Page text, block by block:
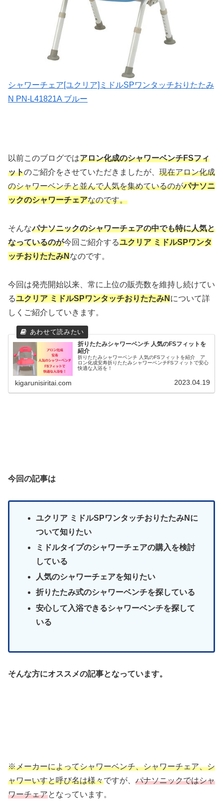
シャワーチェア[ユクリア]ミドルSPワンタッチおりたたみ
N PN-L41821A ブルー
以前このブログではアロン化成のシャワーベンチFSフィ
ットのご紹介をさせていただきましたが、 現在アロン化成
のシャワーベンチと並んで人気を集めているのがパナソニ
ックのシャワーチェアなのです。
そんなパナソニックのシャワーチェアの中でも特に人気と
なっているのが今回ご紹介するユクリア ミドルSPワンタ
ッチおりたたみN なのです。
今回は発売開始以来、常に上位の販売数を維持し続けてい
るユクリア ミドルSPワンタッチおりたたみN について詳
しくご紹介していきます。
折りたたみシャワーベンチ 人気のFSフィットを
紹介
折りたたみシャワーベンチ 人気のFSフィットを紹介 ア
ロン化成安寿折りたたみシャワーベンチFSフィットで安心
快適な入浴を！
kigarunisiritai.com 2023.04.19
今回の記事は
ユクリア ミドルSPワンタッチおりたたみNに
ついて知りたい
ミドルタイプのシャワーチェアの購入を検討
している
人気のシャワーチェアを知りたい
折りたたみ式のシャワーベンチを探している
安心して入浴できるシャワーベンチを探して
いる
そんな方にオススメの記事となっています。
※メーカーによってシャワーベンチ、シャワーチェア、シ
ャワーいすと呼び名は様々ですが、 パナソニックではシャ
ワーチェアとなっています。